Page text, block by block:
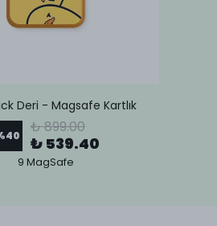
Deri - Magsafe Kartlık
40 ₺ 899.00
₺ 539.40
9 MagSafe